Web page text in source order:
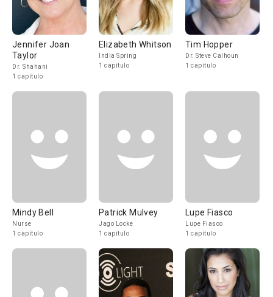
Jennifer Joan
Taylor
Dr. Shahani
1 capítulo
Elizabeth Whitson
India Spring
1 capítulo
Tim Hopper
Dr. Steve Calhoun
1 capítulo
Mindy Bell
Nurse
1 capítulo
Patrick Mulvey
Jago Locke
1 capítulo
Lupe Fiasco
Lupe Fiasco
1 capítulo